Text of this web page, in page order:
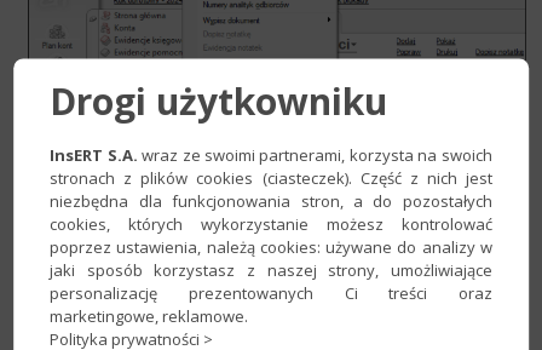
Drogi użytkowniku
InsERT S.A. wraz ze swoimi partnerami, korzysta na swoich
stronach z plików cookies (ciasteczek). Część z nich jest
niezbędna dla funkcjonowania stron, a do pozostałych
cookies, których wykorzystanie możesz kontrolować
poprzez ustawienia, należą cookies: używane do analizy w
jaki sposób korzystasz z naszej strony, umożliwiające
personalizację prezentowanych Ci treści oraz
marketingowe, reklamowe.
Polityka prywatności >